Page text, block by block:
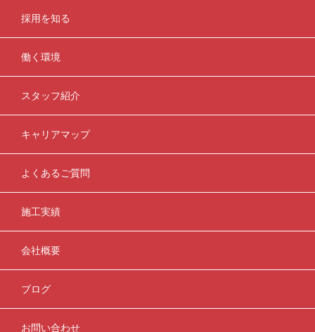
採用を知る
働く環境
スタッフ紹介
キャリアマップ
よくあるご質問
施工実績
会社概要
ブログ
お問い合わせ